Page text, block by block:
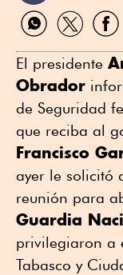
Compartir
por
Compartir
por
por
El presidente
Obrador
de Seguridad
que reciba al
Francisco
ayer le solicitó
reunión para
Guardia
privilegiaron a
Tabasco y